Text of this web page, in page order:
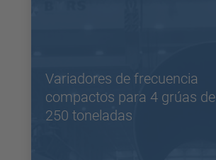
Variadores de frecuencia
compactos para 4 grúas de
250 toneladas